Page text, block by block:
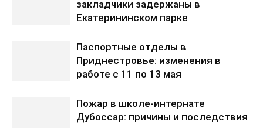
закладчики задержаны в
Екатерининском парке
Паспортные отделы в
Приднестровье: изменения в
работе с 11 по 13 мая
Пожар в школе-интернате
Дубоссар: причины и последствия